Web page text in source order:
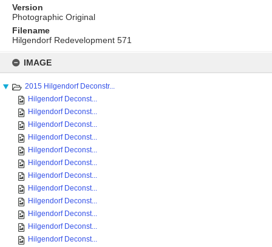
content
IMAGE
2015 Hilgendorf Deconstr...
Hilgendorf Deconst...
Hilgendorf Deconst...
Hilgendorf Deconst...
Hilgendorf Deconst...
Hilgendorf Deconst...
Hilgendorf Deconst...
Hilgendorf Deconst...
Hilgendorf Deconst...
Hilgendorf Deconst...
Hilgendorf Deconst...
Hilgendorf Deconst...
Hilgendorf Deconst...
Version
Photographic Original
Filename
Hilgendorf Redevelopment 571